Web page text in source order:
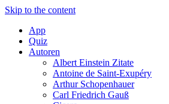
Skip to the content
App
Quiz
Autoren
Albert Einstein Zitate
Antoine de Saint-Exupéry
Arthur Schopenhauer
Carl Friedrich Gauß